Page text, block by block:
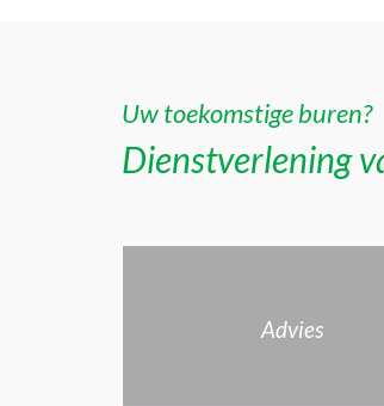
Uw toekomstige buren?
Dienstverlening
Advies